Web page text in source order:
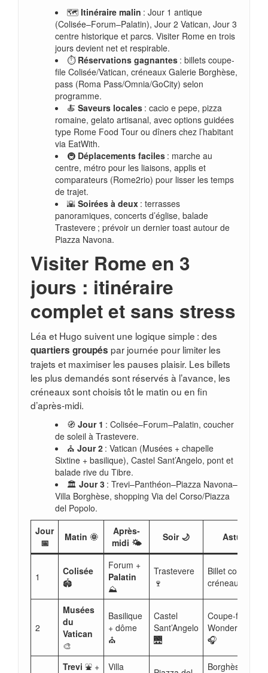
🗺️ Itinéraire malin : Jour 1 antique
(Colisée–Forum–Palatin), Jour 2 Vatican, Jour 3
centre historique et parcs. Visiter Rome en trois
jours devient net et respirable.
⏱️ Réservations gagnantes: billets coupe-
file Colisée/Vatican, créneaux Galerie Borghèse,
pass (Roma Pass/Omnia/GoCity) selon
programme.
🍝 Saveurs locales: cacio e pepe, pizza
romaine, gelato artisanal, avec options guidées
type Rome Food Tour ou dîners chez l’habitant
via EatWith.
🚇 Déplacements faciles: marche au
centre, métro pour les liaisons, applis et
comparateurs (Rome2rio) pour lisser les temps
de trajet.
🌇 Soirées à deux: terrasses
panoramiques, concerts d’église, balade
Trastevere ; prévoir un dernier toast autour de
Piazza Navona.
Visiter Rome en 3
jours : itinéraire
complet et sans stress
Léa et Hugo suivent une logique simple : des
quartiers groupés par journée pour limiter les
trajets et maximiser les pauses plaisir. Les billets
les plus demandés sont réservés à l’avance, les
créneaux sont choisis tôt le matin ou en fin
d’après-midi.
🧭 Jour 1 : Colisée–Forum–Palatin, coucher
de soleil à Trastevere.
⛪ Jour 2: Vatican (Musées + chapelle
Sixtine + basilique), Castel Sant’Angelo, pont et
balade rive du Tibre.
🏛️ Jour 3: Trevi–Panthéon–Piazza Navona–
Villa Borghèse, shopping Via del Corso/Piazza
del Popolo.
Jour
📅
Matin 🌞
Après-
midi 🌤️
Soir 🌙 Astuce ⚡
1
Colisée
🏟️
Forum +
Palatin
⛰️
Trastevere
🍷
Billet combiné +
créneau tôt ⏰
2
Musées
du
Vatican
🎨
Basilique
+ dôme
⛪
Castel
Sant’Angelo
🌉
Coupe-file +
Wonders/
🎧
Trevi ⛲ +
Villa
Borghèse :